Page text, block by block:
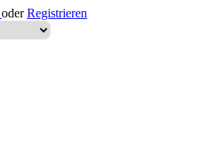
oder Registrieren